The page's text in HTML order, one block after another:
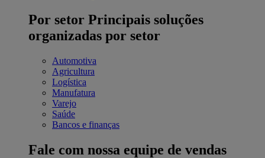
Por setor Principais soluções
organizadas por setor
Automotiva
Agricultura
Logística
Manufatura
Varejo
Saúde
Bancos e finanças
Fale com nossa equipe de vendas